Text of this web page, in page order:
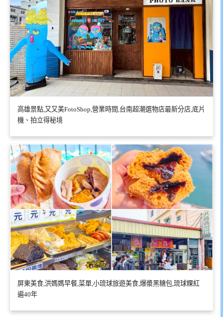
高雄景點,又又美FotoShop,營業時間,台南超潮選物店最新分店,底片
機、拍立得秘境
屏東美食,洪媽媽早餐,菜單,小琉球旅遊美食,爆漿黑糖包,琉球粿紅
遍40年